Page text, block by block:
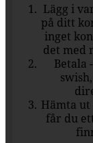
Lägg i
på ditt
inget
det med
Betala
Hämta
får du